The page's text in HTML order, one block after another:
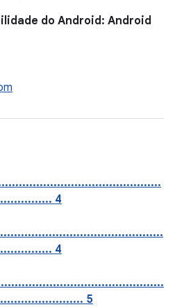
do Android: Android
4
4
5